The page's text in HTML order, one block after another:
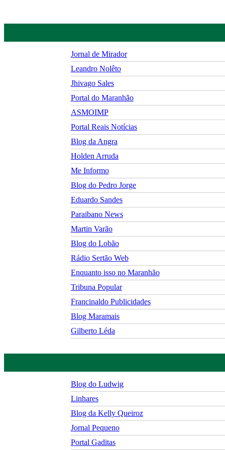
Jornal de Mirador
Leandro Nolêto
Jhivago Sales
Portal do Maranhão
ASMOIMP
Portal Reais Notí­cias
Blog da Angra
Holden Arruda
Me Informo
Blog do Pedro Jorge
Eduardo Sandes
Paraibano News
Martin Varão
Blog do Lobão
Rádio Sertão Web
Enquanto isso no Maranhão
Tribuna Popular
Francinaldo Publicidades
Blog Maramais
Gilberto Léda
Blog do Ludwig
Linhares
Blog da Kelly Queiroz
Jornal Pequeno
Portal Gaditas